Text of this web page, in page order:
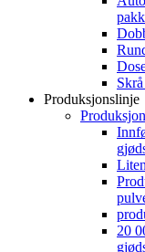
Produksjonslinje
20